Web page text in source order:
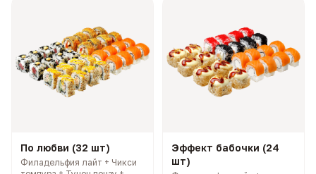
По любви (32 шт)
Филадельфия лайт + Чикси
Эффект бабочки (24
шт)